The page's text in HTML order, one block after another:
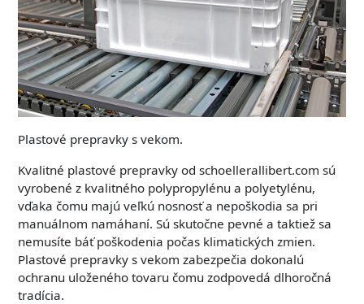
Plastové prepravky s vekom.
Kvalitné plastové prepravky od schoellerallibert.com sú
vyrobené z kvalitného polypropylénu a polyetylénu,
vďaka čomu majú veľkú nosnosť a nepoškodia sa pri
manuálnom namáhaní. Sú skutočne pevné a taktiež sa
nemusíte báť poškodenia počas klimatických zmien.
Plastové prepravky s vekom zabezpečia dokonalú
ochranu uloženého tovaru čomu zodpovedá dlhoročná
tradícia.